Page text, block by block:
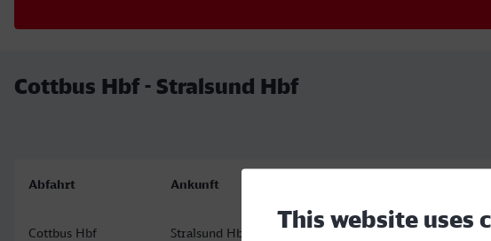
Cottbus Hbf - Stralsund Hbf
Abfahrt Ankunft
Cottbus Hbf
Stralsund Hbf